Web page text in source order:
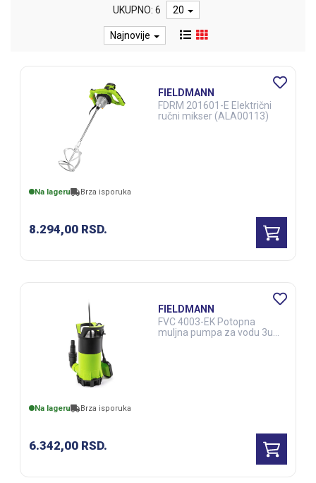
UKUPNO: 6 20
Najnovije
Na lageru Brza isporuka
8.294,00 RSD.
FIELDMANN
FDRM 201601-E Električni
ručni mikser (ALA00113)
Na lageru Brza isporuka
6.342,00 RSD.
FIELDMANN
FVC 4003-EK Potopna
muljna pumpa za vodu 3u1